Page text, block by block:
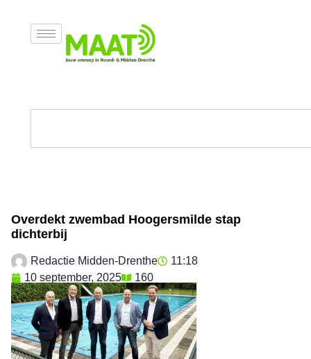
Overdekt zwembad Hoogersmilde stap
dichterbij
Redactie Midden-Drenthe
11:18
10 september, 2025
160